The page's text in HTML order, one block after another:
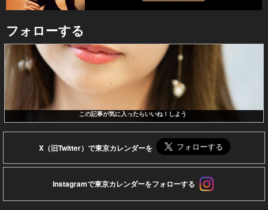
フォローする
この記事が気に入ったらいいね！しよう
X（旧Twitter）で東京カレンダーを
Instagramで東京カレンダーをフォローする